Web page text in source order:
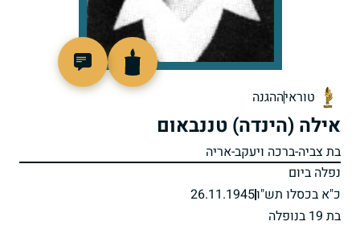
טוראיההגנה
אילה (הינדה) טננבאום
בת צביה-ברכה ויעקב-אריה
נפלה ביום
כ"א בכסלו תש"ו26.11.1945
בת 19 בנופלה